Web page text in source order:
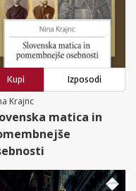
Kupi
Izposodi
Krajnc
matica in